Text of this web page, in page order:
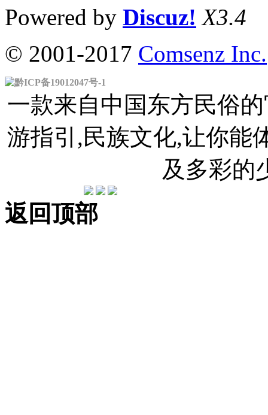
Powered by Discuz! X3.4
© 2001-2017 Comsenz Inc.
黔ICP备19012047号-1
一款来自中国东方民俗
游指引,民族文化,让你能
及多彩的
返回顶部